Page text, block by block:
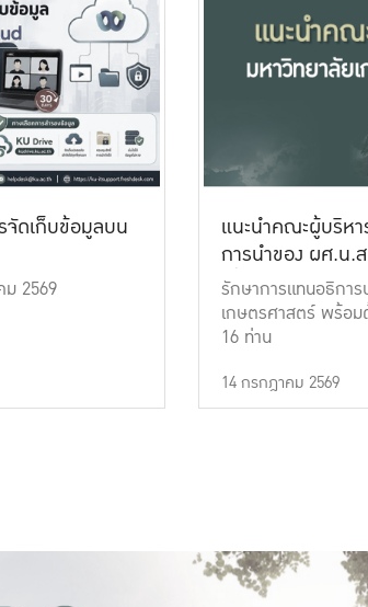
จัดเก็บข้อมูลบน
2569
แนะนำคณะผู้บริห
การนำของ ผศ.น
เที่ยงธรรม
รักษาการแทนอธิกา
เกษตรศาสตร์ พร้อ
16 ท่าน
14 กรกฎาคม 2569